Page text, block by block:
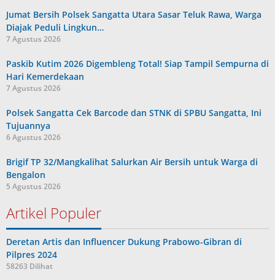
Jumat Bersih Polsek Sangatta Utara Sasar Teluk Rawa, Warga
Diajak Peduli Lingkun…
7 Agustus 2026
Paskib Kutim 2026 Digembleng Total! Siap Tampil Sempurna di
Hari Kemerdekaan
7 Agustus 2026
Polsek Sangatta Cek Barcode dan STNK di SPBU Sangatta, Ini
Tujuannya
6 Agustus 2026
Brigif TP 32/Mangkalihat Salurkan Air Bersih untuk Warga di
Bengalon
5 Agustus 2026
Artikel Populer
Deretan Artis dan Influencer Dukung Prabowo-Gibran di
Pilpres 2024
58263 Dilihat